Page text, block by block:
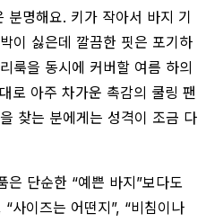
분명해요. 키가 작아서 바지 기
이 싫은데 깔끔한 핏은 포기하
룩을 동시에 커버할 여름 하의
로 아주 차가운 촉감의 쿨링 팬
찾는 분에게는 성격이 조금 다
은 단순한 “예쁜 바지”보다도
사이즈는 어떤지”, “비침이나